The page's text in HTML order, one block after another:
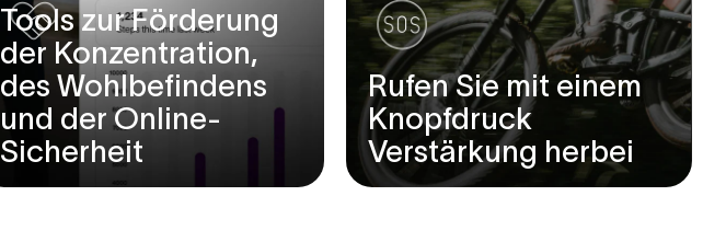
Tools zur Förderung
der Konzentration,
des Wohlbefindens
und der Online-
Sicherheit
Rufen Sie mit einem
Knopfdruck
Verstärkung herbei